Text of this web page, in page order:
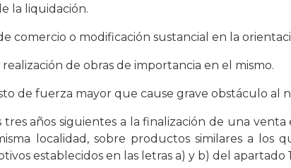
la liquidación.
comercio o modificación sustancial en la
de obras de importancia en el mismo.
de fuerza mayor que cause grave obstáculo al
tres años siguientes a la finalización de una
localidad, sobre productos similares a los
establecidos en las letras a) y b) del